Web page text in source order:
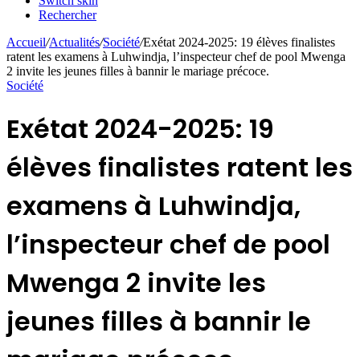
Rechercher
Accueil/Actualités/Société/Exétat 2024-2025: 19 élèves finalistes
ratent les examens à Luhwindja, l’inspecteur chef de pool Mwenga
2 invite les jeunes filles à bannir le mariage précoce.
Société
Exétat 2024-2025: 19
élèves finalistes ratent les
examens à Luhwindja,
l’inspecteur chef de pool
Mwenga 2 invite les
jeunes filles à bannir le